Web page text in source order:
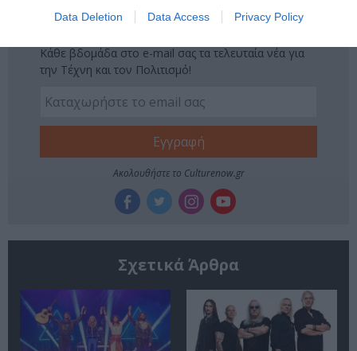
Data Deletion Data Access Privacy Policy
Κάθε βδομάδα στο e-mail σας τα τελευταία νέα για
την Τέχνη και τον Πολιτισμό!
Ακολουθήστε το Culturenow.gr
Σχετικά Άρθρα